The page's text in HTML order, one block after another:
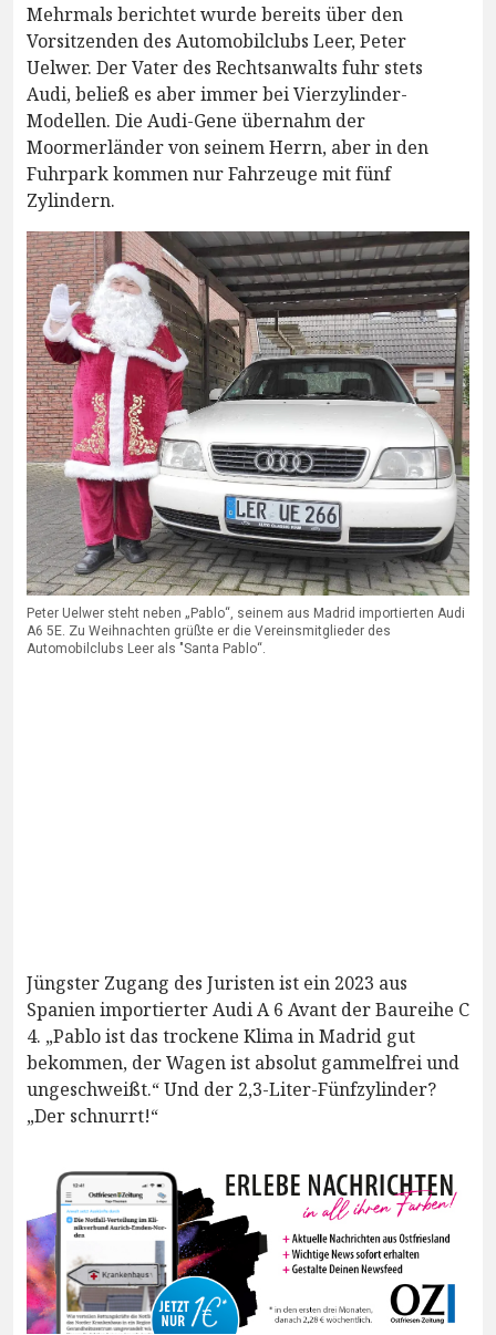
Mehrmals berichtet wurde bereits über den
Vorsitzenden des Automobilclubs Leer, Peter
Uelwer. Der Vater des Rechtsanwalts fuhr stets
Audi, beließ es aber immer bei Vierzylinder-
Modellen. Die Audi-Gene übernahm der
Moormerländer von seinem Herrn, aber in den
Fuhrpark kommen nur Fahrzeuge mit fünf
Zylindern.
Peter Uelwer steht neben „Pablo“, seinem aus Madrid importierten Audi
A6 5E. Zu Weihnachten grüßte er die Vereinsmitglieder des
Automobilclubs Leer als "Santa Pablo“.
Jüngster Zugang des Juristen ist ein 2023 aus
Spanien importierter Audi A 6 Avant der Baureihe C
4. „Pablo ist das trockene Klima in Madrid gut
bekommen, der Wagen ist absolut gammelfrei und
ungeschweißt.“ Und der 2,3-Liter-Fünfzylinder?
„Der schnurrt!“